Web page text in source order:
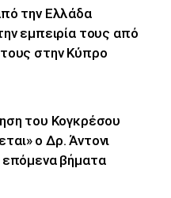
την Ελλάδα
εμπειρία τους από
στην Κύπρο
του Κογκρέσου
ο Δρ. Άντονι
βήματα